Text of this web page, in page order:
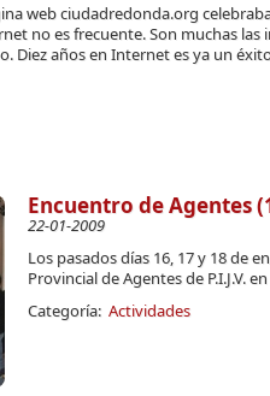
web ciudadredonda.org
no es frecuente. Son muchas las
Diez años en Internet es ya un
Encuentro de Agentes
22-01-2009
Los pasados días 16, 17 y 18 de
Provincial de Agentes de P.I.J.V.
Categoría: Actividades